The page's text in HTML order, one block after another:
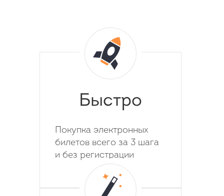
Быстро
Покупка электронных
билетов всего за 3 шага
и без регистрации